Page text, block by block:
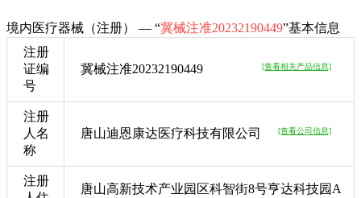
境内医疗器械（注册） — “冀械注准20232190449”基本信息
注册
证编
号
冀械注准20232190449 [查看相关产品信息]
注册
人名
称
唐山迪恩康达医疗科技有限公司 [查看公司信息]
注册
唐山高新技术产业园区科智街8号亨达科技园A